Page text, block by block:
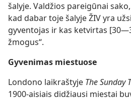
šalyje. Valdžios pareigūnai
kad dabar toje šalyje ŽIV yra
gyventojas ir kas ketvirtas
žmogus“.
Gyvenimas miestuose
Londono laikraštyje The Sunday
1900-aisiais didžiausi miestai